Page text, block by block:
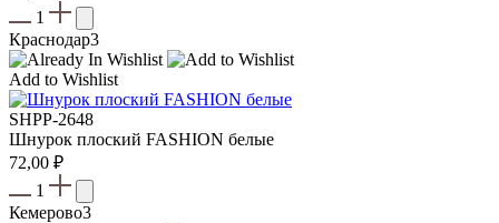
1
Краснодар3
Add to Wishlist
SHPP-2648
Шнурок плоский FASHION белые
72,00 ₽
1
Кемерово3